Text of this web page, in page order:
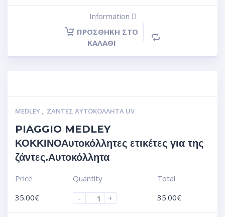
Information
ΠΡΟΣΘΉΚΗ ΣΤΟ
ΚΑΛΆΘΙ
MEDLEY , ΖΆΝΤΕΣ ΑΥΤΟΚΌΛΛΗΤΑ UV
PIAGGIO MEDLEY
ΚΟΚΚΙΝΟΑυτοκόλλητες ετικέτες για της
ζάντες.Αυτοκόλλητα
Price
35.00€
Quantity
-
+
Total
35.00€